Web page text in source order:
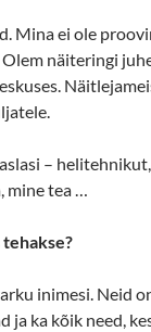
Mina ei ole
näiteringi
–
mine tea …
inimesi. Neid
ja ka kõik need,